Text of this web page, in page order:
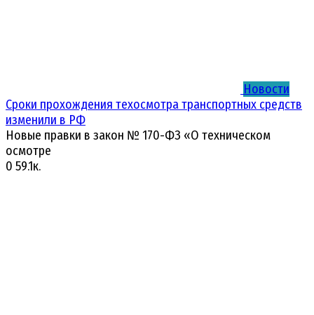
Новости
Сроки прохождения техосмотра транспортных средств
изменили в РФ
Новые правки в закон № 170-ФЗ «О техническом
осмотре
0 59.1к.